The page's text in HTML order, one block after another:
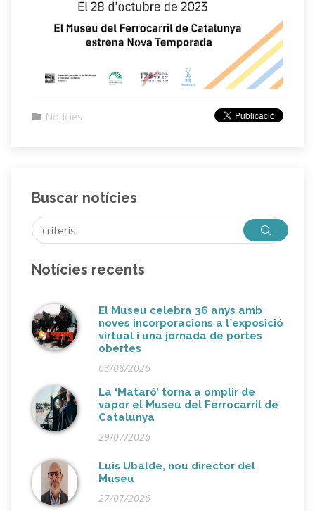
Notícies
Buscar notícies
Notícies recents
El Museu celebra 36 anys amb
noves incorporacions a l´exposició
virtual i una jornada de portes
obertes
03/08/2026
La ‘Mataró’ torna a omplir de
vapor el Museu del Ferrocarril de
Catalunya
29/07/2026
Luis Ubalde, nou director del
Museu
27/07/2026